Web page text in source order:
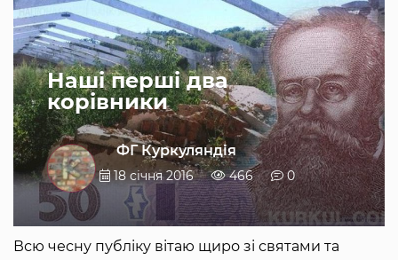
Наші перші два
корівники
ФГ Куркуляндія
18 січня 2016 466 0
Всю чесну публіку вітаю щиро зі святами та